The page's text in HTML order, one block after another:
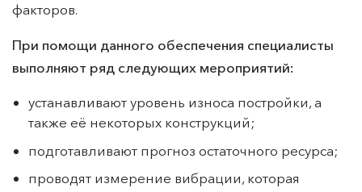
факторов.
При помощи данного обеспечения специалисты
выполняют ряд следующих мероприятий:
устанавливают уровень износа постройки, а
также её некоторых конструкций;
подготавливают прогноз остаточного ресурса;
проводят измерение вибрации, которая